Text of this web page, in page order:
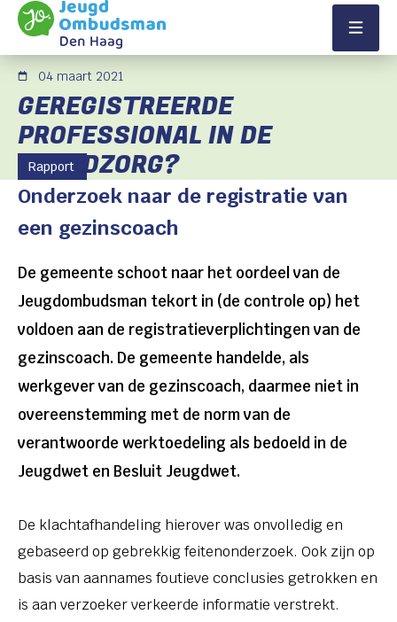
Direct naar content Terug naar de startpagina
Menu
GEREGISTREERDE
PROFESSIONAL IN DE
JEUGDZORG?
04 maart 2021
Rapport
Onderzoek naar de registratie van
een gezinscoach
De gemeente schoot naar het oordeel van de
Jeugdombudsman tekort in (de controle op) het
voldoen aan de registratieverplichtingen van de
gezinscoach. De gemeente handelde, als
werkgever van de gezinscoach, daarmee niet in
overeenstemming met de norm van de
verantwoorde werktoedeling als bedoeld in de
Jeugdwet en Besluit Jeugdwet.
De klachtafhandeling hierover was onvolledig en
gebaseerd op gebrekkig feitenonderzoek. Ook zijn op
basis van aannames foutieve conclusies getrokken en
is aan verzoeker verkeerde informatie verstrekt.